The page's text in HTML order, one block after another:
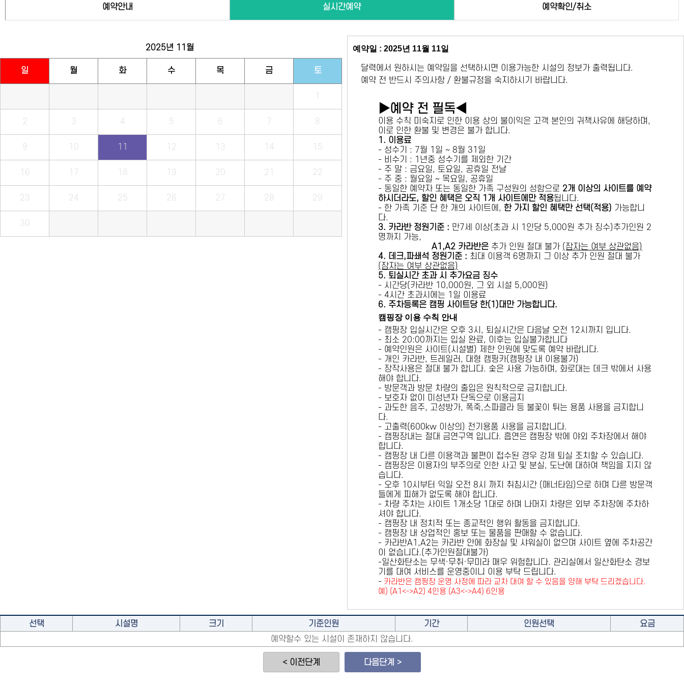
예약안내 실시간예약 예약확인/취소
2025년 11월
일 월 화 수 목 금 토
1
2 3 4 5 6 7 8
9 10 11 12 13 14 15
16 17 18 19 20 21 22
23 24 25 26 27 28 29
30
예약일 : 2025년 11월 11일
달력에서 원하시는 예약일을 선택하시면 이용가능한 시설의 정보가 출력됩니다.
예약 전 반드시 주의사항 / 환불규정을 숙지하시기 바랍니다.
▶예약 전 필독◀
이용 수칙 미숙지로 인한 이용 상의 불이익은 고객 본인의 귀책사유에 해당하며,
이로 인한 환불 및 변경은 불가 합니다.
1. 이용료
- 성수기 : 7월 1일 ~ 8월 31일
- 비수기 : 1년중 성수기를 제외한 기간
- 주 말 : 금요일, 토요일, 공휴일 전날
- 주 중 : 월요일 ~ 목요일, 공휴일
- 동일한 예약자 또는 동일한 가족 구성원의 성함으로 2개 이상의 사이트를 예약
하시더라도, 할인 혜택은 오직 1개 사이트에만 적용됩니다.
- 한 가족 기준 단 한 개의 사이트에, 한 가지 할인 혜택만 선택(적용) 가능합니
다.
3. 카라반 정원기준 : 만7세 이상(초과 시 1인당 5,000원 추가 징수)추가인원 2
명까지 가능,
A1,A2 카라반은 추가 인원 절대 불가 (잠자는 여부 상관없음)
4. 데크,파쇄석 정원기준 : ​최대 이용객 6명까지 그 이상 추가 인원 절대 불가
(잠자는 여부 상관없음)
5. 퇴실시간 초과 시 추가요금 징수
- 시간당(카라반 10,000원, 그 외 시설 5,000원)
- 4시간 초과시에는 1일 이용료
6. 주차등록은 캠핑 사이트당 한(1)대만 가능합니다.
캠핑장 이용 수칙 안내
- 캠핑장 입실시간은 오후 3시, 퇴실시간은 다음날 오전 12시까지 입니다.
- 최소 20:00까지는 입실 완료, 이후는 입실불가합니다
- 예약인원은 사이트(시설별) 제한 인원에 맞도록 예약 바랍니다.
- 개인 카라반, 트레일러, 대형 캠핑카(캠핑장 내 이용불가)
- 장작사용은 절대 불가 합니다. 숯은 사용 가능하며, 화로대는 데크 밖에서 사용
해야 합니다.
- 방문객과 방문 차량의 출입은 원칙적으로 금지합니다.
- 보호자 없이 미성년자 단독으로 이용금지
- 과도한 음주, 고성방가, 폭죽,스파클라 등 불꽃이 튀는 용품 사용을 금지합니
다.
- 고출력(600kw 이상의) 전기용품 사용을 금지합니다.
- 캠핑장내는 절대 금연구역 입니다. 흡연은 캠핑장 밖에 야외 주차장에서 해야
합니다.
- 캠핑장 내 다른 이용객과 불편이 접수된 경우 강제 퇴실 조치할 수 있습니다.
- 캠핑장은 이용자의 부주의로 인한 사고 및 분실, 도난에 대하여 책임을 지지 않
습니다.
- 오후 10시부터 익일 오전 8시 까지 취침시간 (매너타임)으로 하며 다른 방문객
들에게 피해가 없도록 해야 합니다.
- 차량 주차는 사이트 1개소당 1대로 하며 나머지 차량은 외부 주차장에 주차하
셔야 합니다.
- 캠핑장 내 정치적 또는 종교적인 행위 활동을 금지합니다.
- 캠핑장 내 상업적인 홍보 또는 물품을 판매할 수 없습니다.
- 카라반A1,A2는 카라반 안에 화장실 및 샤워실이 없으며 사이트 옆에 주차공간
이 없습니다.(추가인원절대불가)
-일산화탄소는 무색·무취·무미라 매우 위험합니다. 관리실에서 일산화탄소 경보
기를 대여 서비스를 운영중이니 이용 부탁 드립니다.
- 카라반은 캠핑장 운영 사정에 따라 교차 대여 할 수 있음을 양해 부탁 드리겠습니다.
예) (A1<->A2) 4인용 (A3<->A4) 6인용
선택 시설명 크기 기준인원 기간 인원선택
요금
예약할수 있는 시설이 존재하지 않습니다.
< 이전단계 다음단계 >